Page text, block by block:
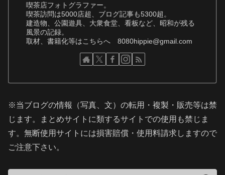
喫茶店フォトグラファー。
喫茶訪問は5000店超、ブログ記事も5300超。
建造物、公園遊具、大衆食堂、看板など、昭和が残る
風景の記録。
取材、書籍化等はこちらへ 8080hippie@gmail.com
※当ブログの情報（写真、文）の転用・複製・販売等は禁
じます。まとめサイトに類するサイトでの使用も禁じま
す。無断使用サイトには損害賠償・使用料請求しますので
ご注意下さい。